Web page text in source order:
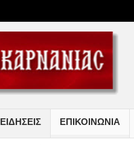
ΕΙΔΗΣΕΙΣ ΕΠΙΚΟΙΝΩΝΙΑ